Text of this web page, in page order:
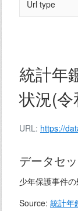
統計年
状況(
URL: https://
データセ
少年保護事件
Source: 統計年
Url type